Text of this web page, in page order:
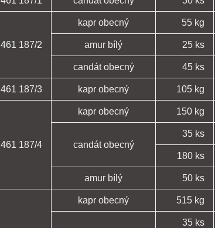
461 187/2
kapr obecný 55 kg
amur bílý 25 ks
candát obecný 45 ks
461 187/3 kapr obecný 105 kg
461 187/4
kapr obecný 150 kg
candát obecný
35 ks
180 ks
amur bílý 50 ks
kapr obecný 515 kg
35 ks